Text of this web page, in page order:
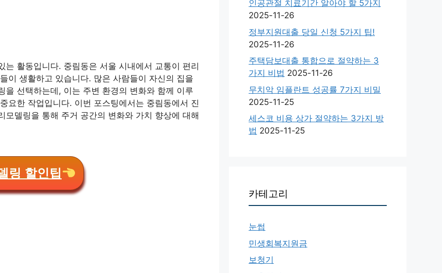
활동입니다. 중림동은 서울 시내에서 교통이 편리
이 생활하고 있습니다. 많은 사람들이 자신의 집을
을 선택하는데, 이는 주변 환경의 변화와 함께 이루
요한 작업입니다. 이번 포스팅에서는 중림동에서 진
델링을 통해 주거 공간의 변화와 가치 향상에 대해
링 할인팁
인공관절 치료기간 알아야 할 5가지
2025-11-26
정부지원대출 당일 신청 5가지 팁!
2025-11-26
주택담보대출 통합으로 절약하는 3
가지 비법 2025-11-26
무치악 임플란트 성공률 7가지 비밀
2025-11-25
세스코 비용 상가 절약하는 3가지 방
법 2025-11-25
카테고리
눈썹
민생회복지원금
보청기